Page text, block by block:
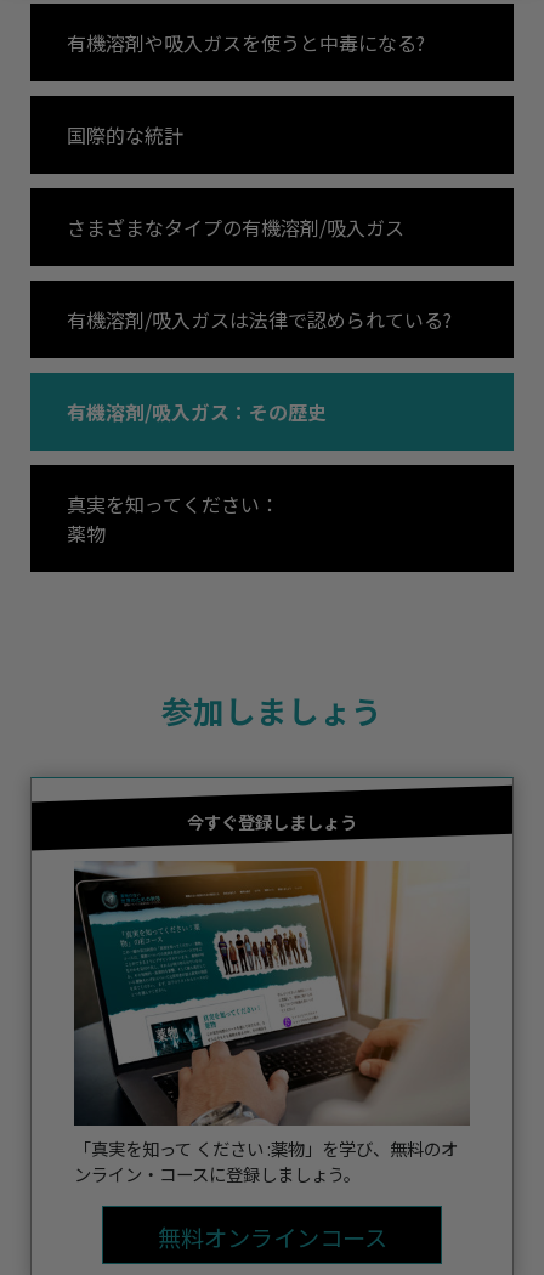
有機溶剤や吸入ガスを使うと中毒になる?
国際的な統計
さまざまなタイプの有機溶剤/吸入ガス
有機溶剤/吸入ガスは法律で認められている?
有機溶剤/吸入ガス：その歴史
真実を知ってください：
薬物
参加しましょう
今すぐ登録しましょう
「真実を知って ください :薬物」を学び、無料のオ
ンライン・コースに登録しましょう。
無料オンラインコース